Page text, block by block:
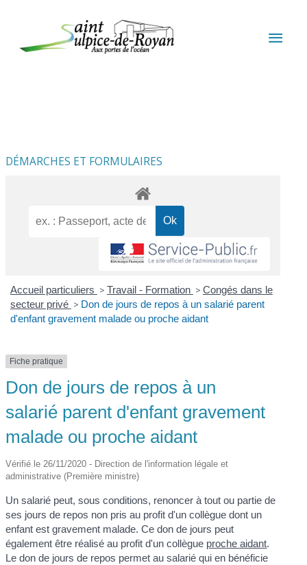
DÉMARCHES ET FORMULAIRES
Accueil particuliers > Travail - Formation > Congés dans le
secteur privé > Don de jours de repos à un salarié parent
d'enfant gravement malade ou proche aidant
Fiche pratique
Don de jours de repos à un
salarié parent d'enfant gravement
malade ou proche aidant
Vérifié le 26/11/2020 - Direction de l'information légale et
administrative (Première ministre)
Un salarié peut, sous conditions, renoncer à tout ou partie de
ses jours de repos non pris au profit d'un collègue dont un
enfant est gravement malade. Ce don de jours peut
également être réalisé au profit d'un collègue proche aidant.
Le don de jours de repos permet au salarié qui en bénéficie